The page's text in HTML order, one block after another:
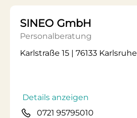
SINEO GmbH
Personalberatung
Karlstraße 15 | 76133 Karlsruhe
Details anzeigen
0721 95795010